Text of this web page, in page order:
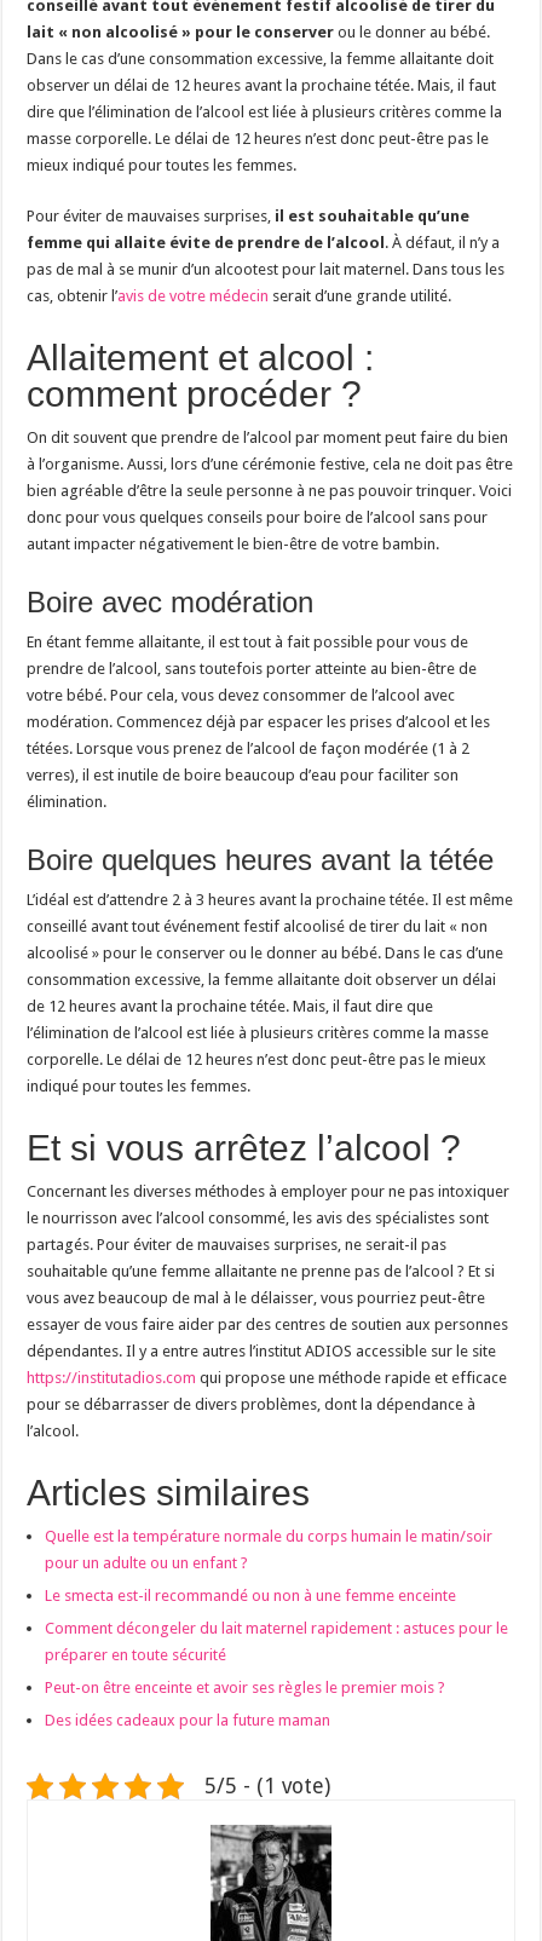
conseillé avant tout événement festif alcoolisé de tirer du
lait « non alcoolisé » pour le conserver ou le donner au bébé.
Dans le cas d’une consommation excessive, la femme allaitante doit
observer un délai de 12 heures avant la prochaine tétée. Mais, il faut
dire que l’élimination de l’alcool est liée à plusieurs critères comme la
masse corporelle. Le délai de 12 heures n’est donc peut-être pas le
mieux indiqué pour toutes les femmes.
Pour éviter de mauvaises surprises, il est souhaitable qu’une
femme qui allaite évite de prendre de l’alcool. À défaut, il n’y a
pas de mal à se munir d’un alcootest pour lait maternel. Dans tous les
cas, obtenir l’avis de votre médecin serait d’une grande utilité.
Allaitement et alcool :
comment procéder ?
On dit souvent que prendre de l’alcool par moment peut faire du bien
à l’organisme. Aussi, lors d’une cérémonie festive, cela ne doit pas être
bien agréable d’être la seule personne à ne pas pouvoir trinquer. Voici
donc pour vous quelques conseils pour boire de l’alcool sans pour
autant impacter négativement le bien-être de votre bambin.
Boire avec modération
En étant femme allaitante, il est tout à fait possible pour vous de
prendre de l’alcool, sans toutefois porter atteinte au bien-être de
votre bébé. Pour cela, vous devez consommer de l’alcool avec
modération. Commencez déjà par espacer les prises d’alcool et les
tétées. Lorsque vous prenez de l’alcool de façon modérée (1 à 2
verres), il est inutile de boire beaucoup d’eau pour faciliter son
élimination.
Boire quelques heures avant la tétée
L’idéal est d’attendre 2 à 3 heures avant la prochaine tétée. Il est même
conseillé avant tout événement festif alcoolisé de tirer du lait « non
alcoolisé » pour le conserver ou le donner au bébé. Dans le cas d’une
consommation excessive, la femme allaitante doit observer un délai
de 12 heures avant la prochaine tétée. Mais, il faut dire que
l’élimination de l’alcool est liée à plusieurs critères comme la masse
corporelle. Le délai de 12 heures n’est donc peut-être pas le mieux
indiqué pour toutes les femmes.
Et si vous arrêtez l’alcool ?
Concernant les diverses méthodes à employer pour ne pas intoxiquer
le nourrisson avec l’alcool consommé, les avis des spécialistes sont
partagés. Pour éviter de mauvaises surprises, ne serait-il pas
souhaitable qu’une femme allaitante ne prenne pas de l’alcool ? Et si
vous avez beaucoup de mal à le délaisser, vous pourriez peut-être
essayer de vous faire aider par des centres de soutien aux personnes
dépendantes. Il y a entre autres l’institut ADIOS accessible sur le site
https://institutadios.com qui propose une méthode rapide et efficace
pour se débarrasser de divers problèmes, dont la dépendance à
l’alcool.
Articles similaires
Quelle est la température normale du corps humain le matin/soir
pour un adulte ou un enfant ?
Le smecta est-il recommandé ou non à une femme enceinte
Comment décongeler du lait maternel rapidement : astuces pour le
préparer en toute sécurité
Peut-on être enceinte et avoir ses règles le premier mois ?
Des idées cadeaux pour la future maman
5/5 - (1 vote)